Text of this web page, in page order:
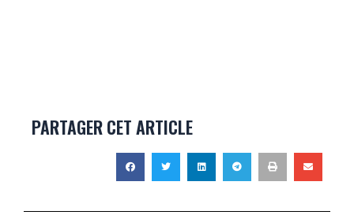
PARTAGER CET ARTICLE